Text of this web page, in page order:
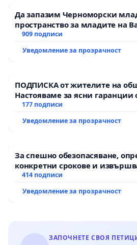
Да запазим Черноморски
пространство за младите на
909 подписи
Уведомление за прозрачност
ПОДПИСКА от жителите на
Настояваме за ясни гаранции
АД и от държавата, че ще се
177 подписи
Уведомление за прозрачност
За спешно обезопасяване,
конкретни срокове и
рехабилитация на
Мирово - к.к. Момин проход
414 подписи
Уведомление за прозрачност
ЗАПОЧНЕТЕ СВОЯ